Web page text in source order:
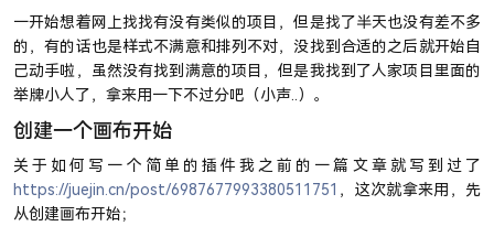
一开始想着网上找找有没有类似的项目，但是找了半天也没有差不多
的，有的话也是样式不满意和排列不对，没找到合适的之后就开始自
己动手啦，虽然没有找到满意的项目，但是我找到了人家项目里面的
举牌小人了，拿来用一下不过分吧（小声..）。
创建一个画布开始
关于如何写一个简单的插件我之前的一篇文章就写到过了
https://juejin.cn/post/6987677993380511751 ，这次就拿来用，先
从创建画布开始；